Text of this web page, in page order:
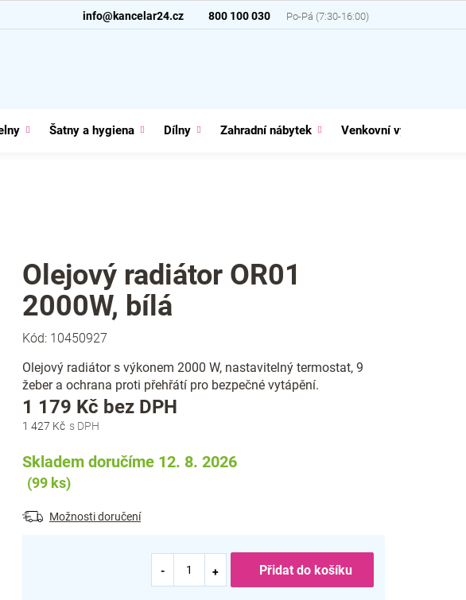
800 100 030
info@kancelar24.cz
Šatny a hygiena Dílny Zahradní nábytek Venkovní vybavení
Olejový radiátor OR01
2000W, bílá
Kód: 10450927
Olejový radiátor s výkonem 2000 W, nastavitelný termostat, 9
žeber a ochrana proti přehřátí pro bezpečné vytápění.
1 427 Kč
1 179 Kč bez DPH
Skladem doručíme 12. 8. 2026
(99 ks)
Možnosti doručení
Přidat do košíku